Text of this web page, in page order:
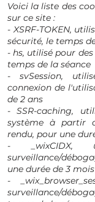
Voici la liste des
sur ce site :
- XSRF-TOKEN,
sécurité, le temps
- hs, utilisé pour
temps de la séance
- svSession,
connexion de
de 2 ans
- SSR-caching,
système à partir
rendu, pour une
- _wixCIDX,
surveillance/
une durée de 3 mois
-
surveillance/